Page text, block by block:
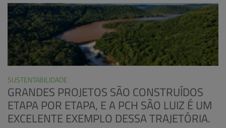
SUSTENTABILIDADE
GRANDES PROJETOS SÃO CONSTRUÍDOS
ETAPA POR ETAPA, E A PCH SÃO LUIZ É UM
EXCELENTE EXEMPLO DESSA TRAJETÓRIA.